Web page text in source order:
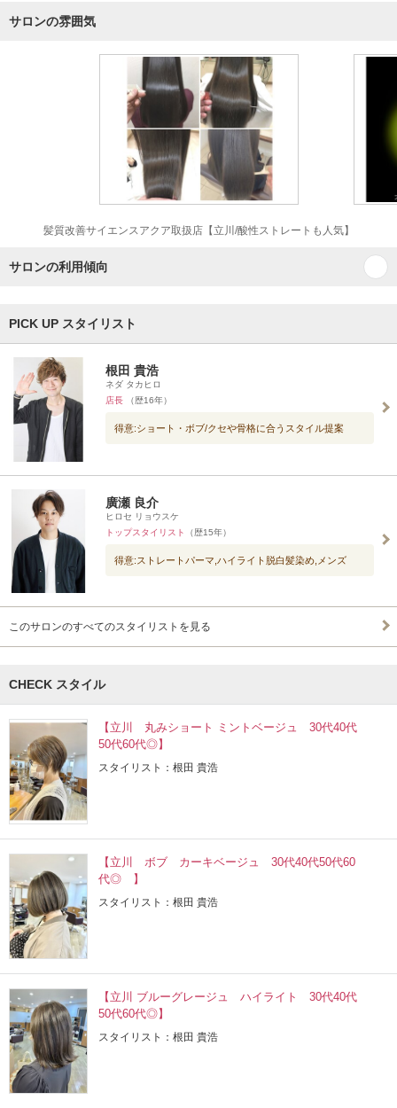
サロンの雰囲気
髪質改善サイエンスアクア取扱店【立川/酸性ストレートも人気】
サロンの利用傾向
PICK UP スタイリスト
根田 貴浩
ネダ タカヒロ
店長
（歴16年）
得意:ショート・ボブ/クセや骨格に合うスタイル提案
廣瀬 良介
ヒロセ リョウスケ
トップスタイリスト
（歴15年）
得意:ストレートパーマ,ハイライト脱白髪染め,メンズ
このサロンのすべてのスタイリストを見る
CHECK スタイル
【立川 丸みショート ミントベージュ 30代40代
50代60代◎】
スタイリスト：根田 貴浩
【立川 ボブ カーキベージュ 30代40代50代60
代◎ 】
スタイリスト：根田 貴浩
【立川 ブルーグレージュ ハイライト 30代40代
50代60代◎】
スタイリスト：根田 貴浩